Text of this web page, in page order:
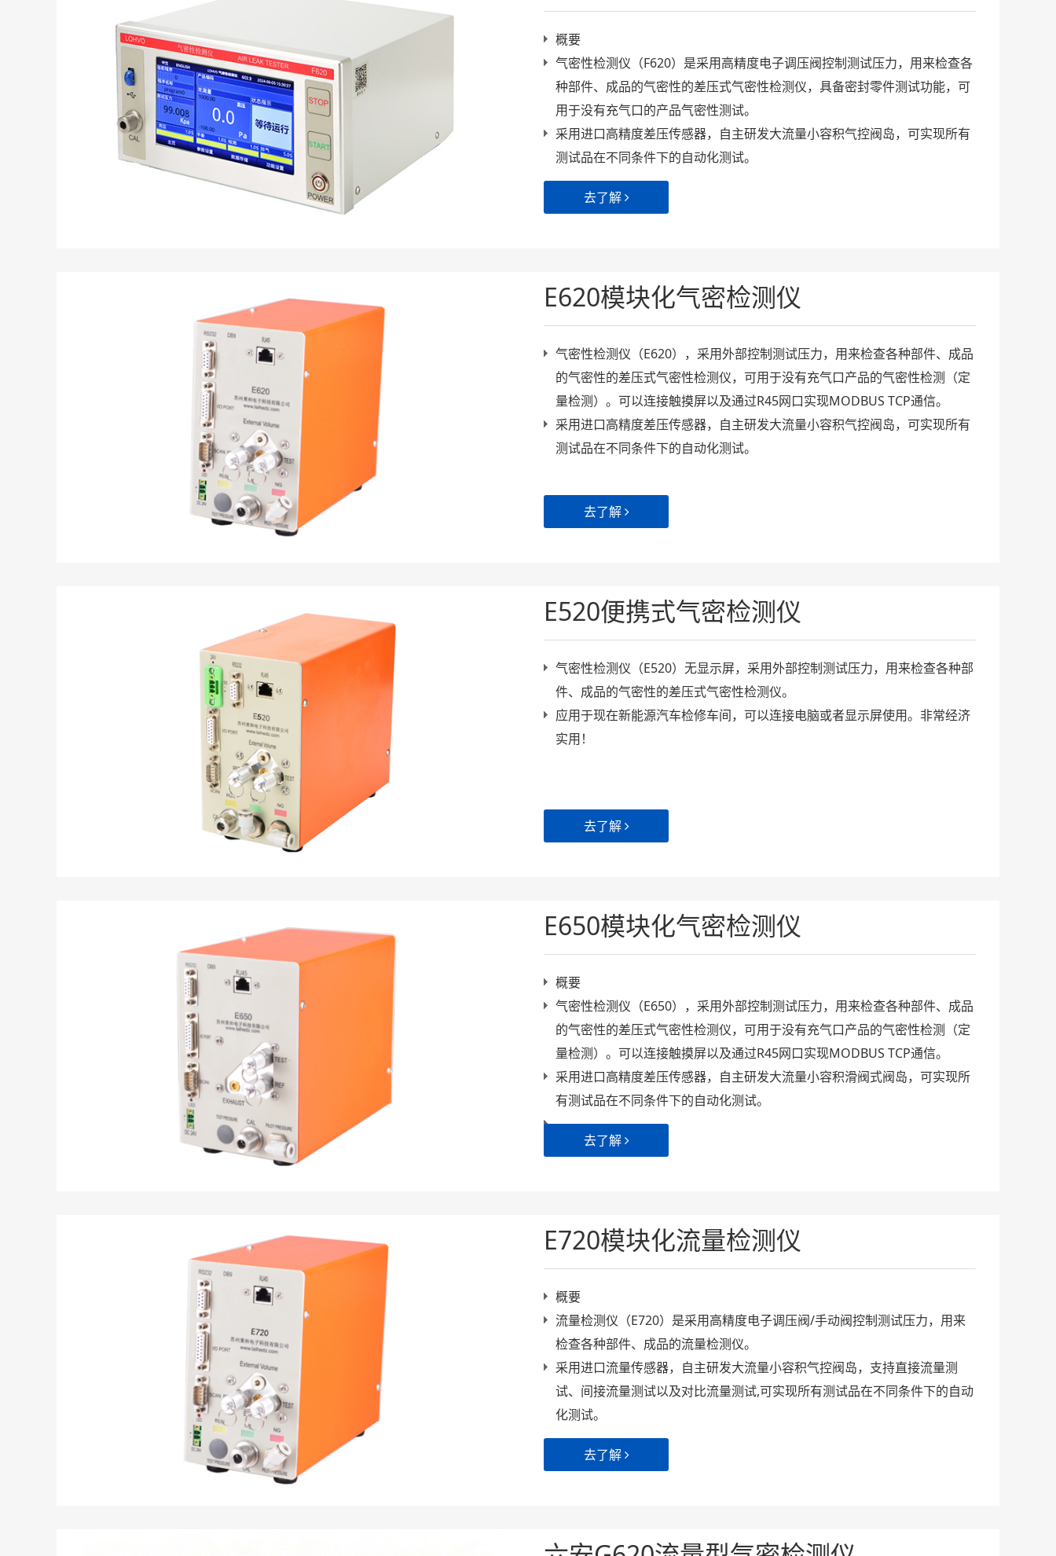
概要
气密性检测仪（F620）是采用高精度电子调压阀控制测试压力，用来检查各
种部件、成品的气密性的差压式气密性检测仪，具备密封零件测试功能，可
用于没有充气口的产品气密性测试。
采用进口高精度差压传感器，自主研发大流量小容积气控阀岛，可实现所有
测试品在不同条件下的自动化测试。
去了解
E620模块化气密检测仪
气密性检测仪（E620），采用外部控制测试压力，用来检查各种部件、成品
的气密性的差压式气密性检测仪，可用于没有充气口产品的气密性检测（定
量检测）。可以连接触摸屏以及通过R45网口实现MODBUS TCP通信。
采用进口高精度差压传感器，自主研发大流量小容积气控阀岛，可实现所有
测试品在不同条件下的自动化测试。
去了解
E520便携式气密检测仪
气密性检测仪（E520）无显示屏，采用外部控制测试压力，用来检查各种部
件、成品的气密性的差压式气密性检测仪。
应用于现在新能源汽车检修车间，可以连接电脑或者显示屏使用。非常经济
实用！
去了解
E650模块化气密检测仪
概要
气密性检测仪（E650），采用外部控制测试压力，用来检查各种部件、成品
的气密性的差压式气密性检测仪，可用于没有充气口产品的气密性检测（定
量检测）。可以连接触摸屏以及通过R45网口实现MODBUS TCP通信。
采用进口高精度差压传感器，自主研发大流量小容积滑阀式阀岛，可实现所
有测试品在不同条件下的自动化测试。
去了解
E720模块化流量检测仪
概要
流量检测仪（E720）是采用高精度电子调压阀/手动阀控制测试压力，用来
检查各种部件、成品的流量检测仪。
采用进口流量传感器，自主研发大流量小容积气控阀岛，支持直接流量测
试、间接流量测试以及对比流量测试,可实现所有测试品在不同条件下的自动
化测试。
去了解